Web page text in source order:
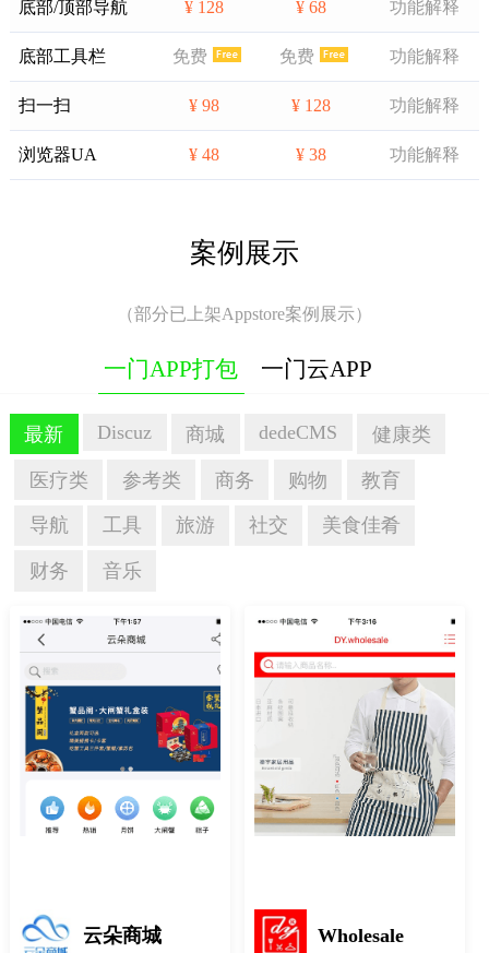
底部/顶部导航 ¥ 128 ¥ 68 功能解释
底部工具栏 免费 免费 功能解释
扫一扫 ¥ 98 ¥ 128 功能解释
浏览器UA ¥ 48 ¥ 38 功能解释
案例展示
（部分已上架Appstore案例展示）
一门APP打包 一门云APP
最新 Discuz 商城 dedeCMS 健康类
医疗类 参考类 商务 购物 教育
导航 工具 旅游 社交 美食佳肴
财务 音乐
云朵商城 Wholesale